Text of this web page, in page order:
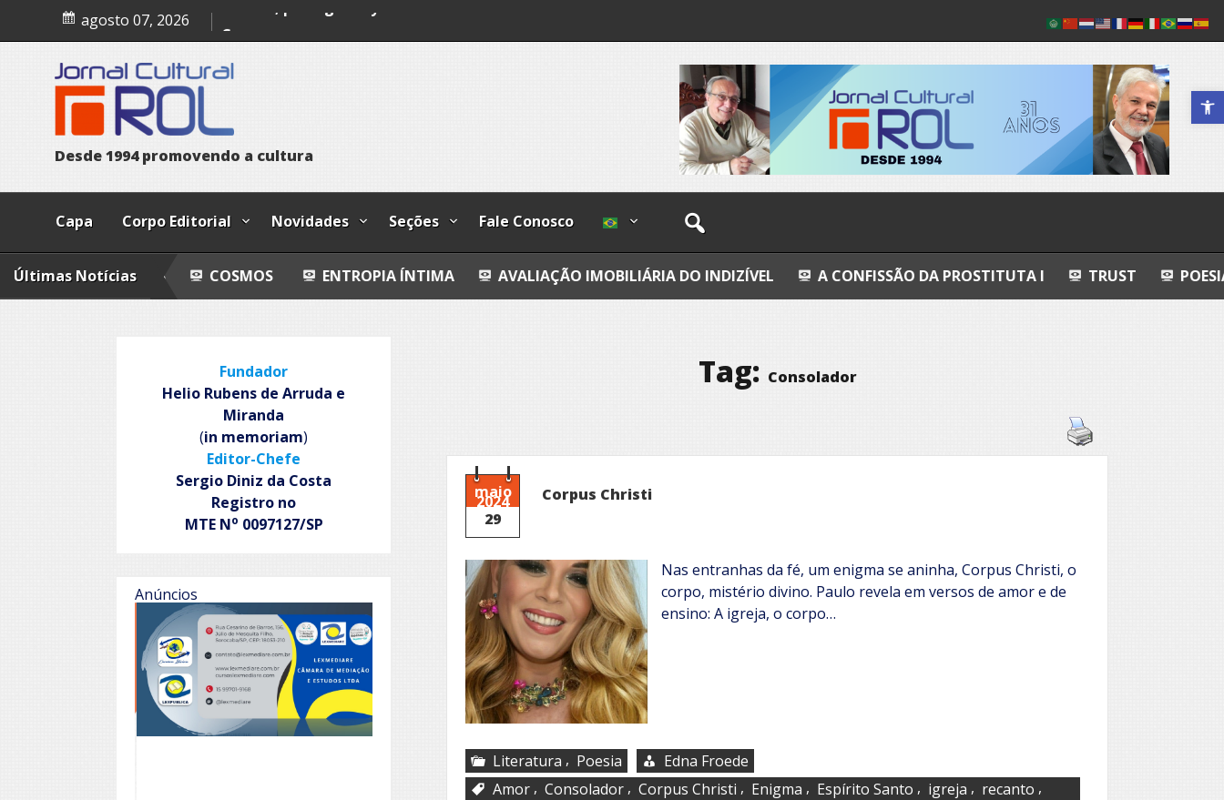
Abrir a
content
agosto 07, 2026
Esferas, petroglifos y calzadas
Desde1994 promovendo a cultura
Capa Corpo Editorial Novidades Seções Fale Conosco
Últimas Notícias
COSMOS ENTROPIA ÍNTIMA AVALIAÇÃO IMOBILIÁRIA DO INDIZÍVEL A CONFISSÃO DA PROSTITUTA I TRUST POESIA
Tag: Consolador
maio
2024
29
Corpus Christi
Nas entranhas da fé, um enigma se aninha, Corpus Christi, o
corpo, mistério divino. Paulo revela em versos de amor e de
ensino: A igreja, o corpo…
Literatura , Poesia
Edna Froede
Amor , Consolador , Corpus Christi , Enigma , Espírito Santo , igreja , recanto ,
Fundador
Helio Rubens de Arruda e
Miranda
(in memoriam)
Editor-Chefe
Sergio Diniz da Costa
Registro no
MTE No 0097127/SP
Anúncios